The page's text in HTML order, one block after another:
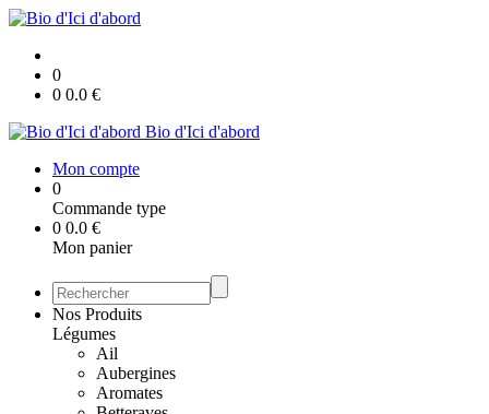
0
0 0.0 €
Bio d'Ici d'abord
Mon compte
0
Commande type
0 0.0 €
Mon panier
Nos Produits
Légumes
Ail
Aubergines
Aromates